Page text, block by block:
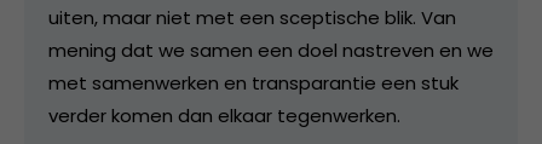
uiten, maar niet met een sceptische blik. Van
mening dat we samen een doel nastreven en we
met samenwerken en transparantie een stuk
verder komen dan elkaar tegenwerken.